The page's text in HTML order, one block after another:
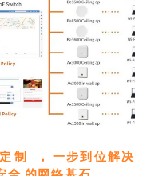
， 一步到位解决